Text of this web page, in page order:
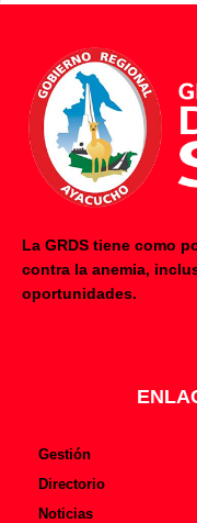
La GRDS tiene como
contra la anemia,
oportunidades.
Gestión
Directorio
Noticias